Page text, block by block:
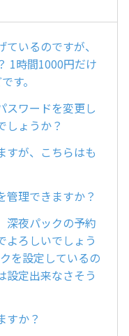
いるのですが、
1時間1000円だけ
す。
スワードを変更し
しょうか？
すが、こちらはも
管理できますか？
深夜パックの予約
よろしいでしょう
を設定しているの
設定出来なさそう
すか？